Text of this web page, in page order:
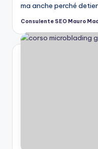
ma anche perché
Posted
Consulente SEO Mauro